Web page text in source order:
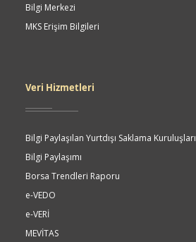
Bilgi Merkezi
MKS Erişim Bilgileri
Veri Hizmetleri
Bilgi Paylaşılan Yurtdışı Saklama Kuruluşları
Bilgi Paylaşımı
Borsa Trendleri Raporu
e-VEDO
e-VERİ
MEVİTAS